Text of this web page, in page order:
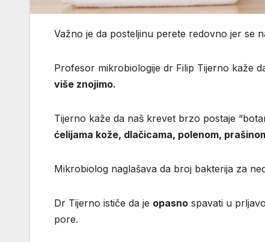
Važno je da posteljinu perete redovno jer se
Profesor mikrobiologije dr Filip Tijerno kaže
više znojimo.
Tijerno kaže da naš krevet brzo postaje
ćelijama kože, dlačicama, polenom,
Mikrobiolog naglašava da broj bakterija za
Dr Tijerno ističe da je opasno spavati u
pore.